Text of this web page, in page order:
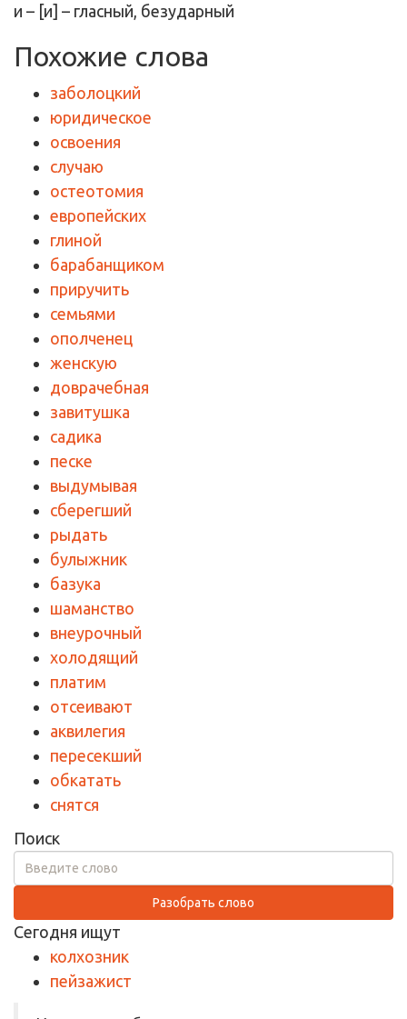
и – [и] – гласный , безударный
Похожие слова
заболоцкий
юридическое
освоения
случаю
остеотомия
европейских
глиной
барабанщиком
приручить
семьями
ополченец
женскую
доврачебная
завитушка
садика
песке
выдумывая
сберегший
рыдать
булыжник
базука
шаманство
внеурочный
холодящий
платим
отсеивают
аквилегия
пересекший
обкатать
снятся
Поиск
Разобрать слово
Сегодня ищут
колхозник
пейзажист